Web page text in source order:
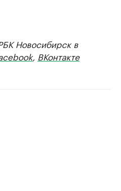
Новосибирск в
, ВКонтакте